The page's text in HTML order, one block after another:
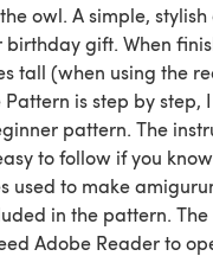
owl. A simple,
gift. When
tall (when using the
is step by step,
pattern. The
to follow if you
used to make
in the pattern.
Adobe Reader to